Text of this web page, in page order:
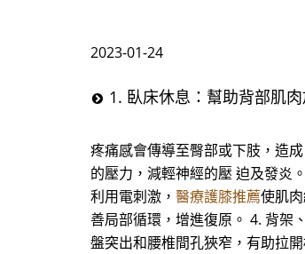
2023-01-24
1. 臥床休息：幫助背部肌
疼痛感會傳導至臀部或下肢，造
的壓力，減輕神經的壓 迫及發炎
利用電刺激， 醫療護膝推薦使肌
善局部循環，增進復原。 4. 背架
盤突出和腰椎間孔狹窄，有助拉